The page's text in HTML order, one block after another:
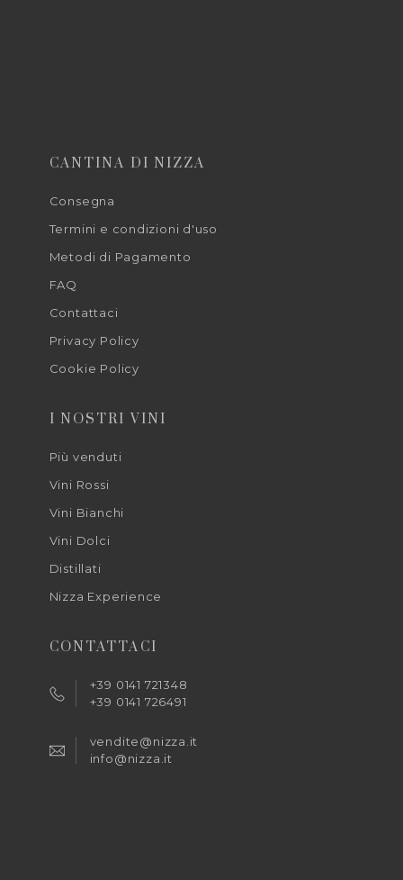
CANTINA DI NIZZA
Consegna
Termini e condizioni d'uso
Metodi di Pagamento
FAQ
Contattaci
Privacy Policy
Cookie Policy
I NOSTRI VINI
Più venduti
Vini Rossi
Vini Bianchi
Vini Dolci
Distillati
Nizza Experience
CONTATTACI
+39 0141 721348
+39 0141 726491
vendite@nizza.it
info@nizza.it